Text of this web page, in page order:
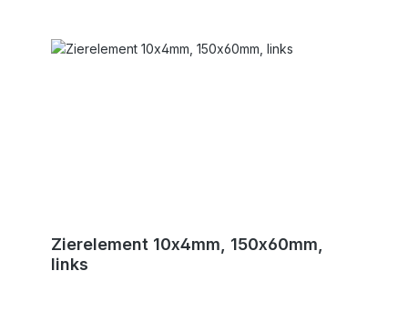
Zierelement 10x4mm, 150x60mm,
links